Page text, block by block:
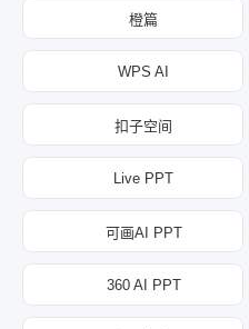
橙篇
WPS AI
扣子空间
Live PPT
可画AI PPT
360 AI PPT